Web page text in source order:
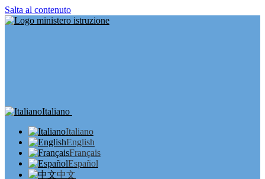
Salta al contenuto
Italiano
Italiano
English
Français
Español
中文